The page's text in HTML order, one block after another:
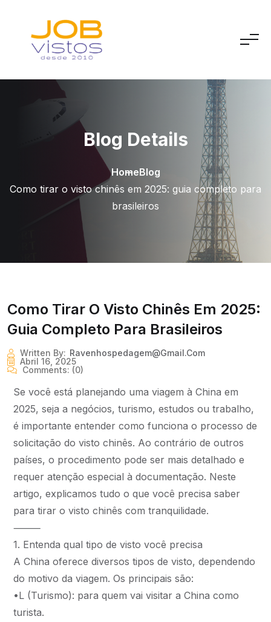
Blog Details
HomeBlog
Como tirar o visto chinês em 2025: guia completo para
brasileiros
Como Tirar O Visto Chinês Em 2025:
Guia Completo Para Brasileiros
Written By: Ravenhospedagem@gmail.com
Abril 16, 2025
Comments: (0)
Se você está planejando uma viagem à China em
2025, seja a negócios, turismo, estudos ou trabalho,
é importante entender como funciona o processo de
solicitação do visto chinês. Ao contrário de outros
países, o procedimento pode ser mais detalhado e
requer atenção especial à documentação. Neste
artigo, explicamos tudo o que você precisa saber
para tirar o visto chinês com tranquilidade.
⸻
1. Entenda qual tipo de visto você precisa
A China oferece diversos tipos de visto, dependendo
do motivo da viagem. Os principais são:
•L (Turismo): para quem vai visitar a China como
turista.